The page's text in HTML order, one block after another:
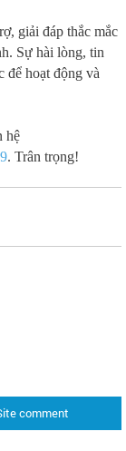
giải đáp thắc mắc
Sự hài lòng, tin
để hoạt động và
hệ
. Trân trọng!
comment